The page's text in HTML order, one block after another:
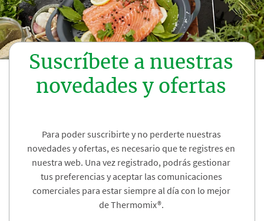
Suscríbete a nuestras
novedades y ofertas
Para poder suscribirte y no perderte nuestras
novedades y ofertas, es necesario que te registres en
nuestra web. Una vez registrado, podrás gestionar
tus preferencias y aceptar las comunicaciones
comerciales para estar siempre al día con lo mejor
de Thermomix®.